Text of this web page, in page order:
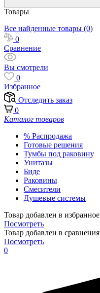
Товары
Все найденные товары (0)
0
Сравнение
Вы смотрели
0
Избранное
Отследить заказ
0
Каталог товаров
% Распродажа
Готовые решения
Тумбы под раковину
Унитазы
Биде
Раковины
Смесители
Душевые системы
Товар добавлен в избранное
Посмотреть
Товар добавлен в сравнения
Посмотреть
0